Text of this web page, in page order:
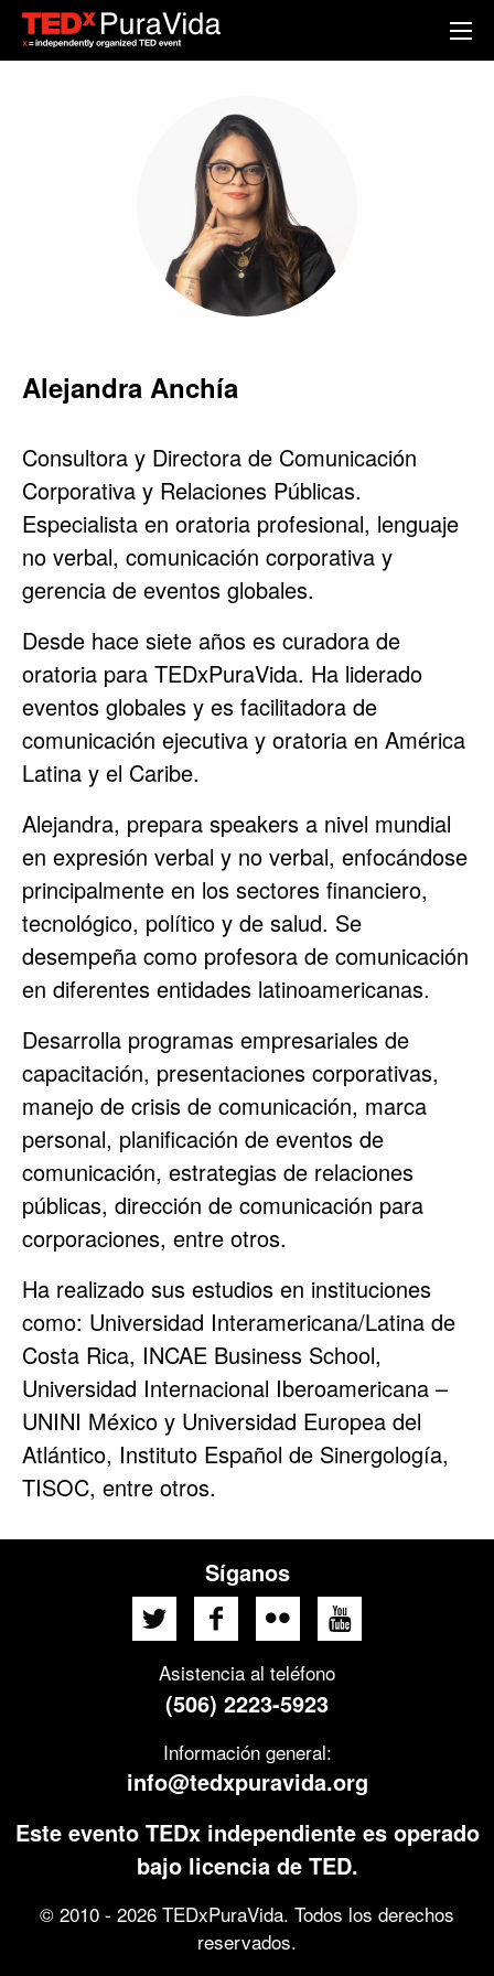
Alejandra Anchía
Consultora y Directora de Comunicación
Corporativa y Relaciones Públicas.
Especialista en oratoria profesional, lenguaje
no verbal, comunicación corporativa y
gerencia de eventos globales.
Desde hace siete años es curadora de
oratoria para TEDxPuraVida. Ha liderado
eventos globales y es facilitadora de
comunicación ejecutiva y oratoria en América
Latina y el Caribe.
Alejandra, prepara speakers a nivel mundial
en expresión verbal y no verbal, enfocándose
principalmente en los sectores financiero,
tecnológico, político y de salud. Se
desempeña como profesora de comunicación
en diferentes entidades latinoamericanas.
Desarrolla programas empresariales de
capacitación, presentaciones corporativas,
manejo de crisis de comunicación, marca
personal, planificación de eventos de
comunicación, estrategias de relaciones
públicas, dirección de comunicación para
corporaciones, entre otros.
Ha realizado sus estudios en instituciones
como: Universidad Interamericana/Latina de
Costa Rica, INCAE Business School,
Universidad Internacional Iberoamericana –
UNINI México y Universidad Europea del
Atlántico, Instituto Español de Sinergología,
TISOC, entre otros.
Síganos
Asistencia al teléfono
(506) 2223-5923
Información general:
info@tedxpuravida.org
Este evento TEDx independiente es operado
bajo licencia de TED.
© 2010 - 2026 TEDxPuraVida. Todos los derechos
reservados.